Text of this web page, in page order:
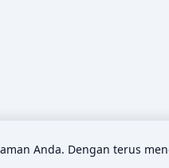
Anda. Dengan terus